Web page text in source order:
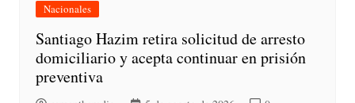
Nacionales
Santiago Hazim retira solicitud de arresto
domiciliario y acepta continuar en prisión
preventiva